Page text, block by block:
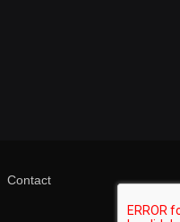
Contact